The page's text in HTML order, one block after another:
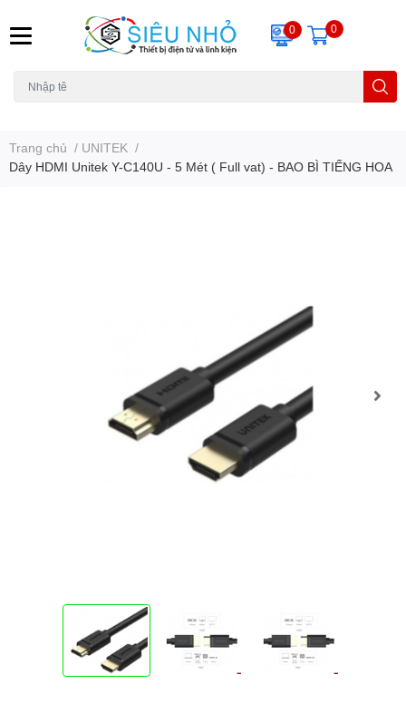
0 0
Trang chủ / UNITEK /
Dây HDMI Unitek Y-C140U - 5 Mét ( Full vat) - BAO BÌ TIẾNG HOA